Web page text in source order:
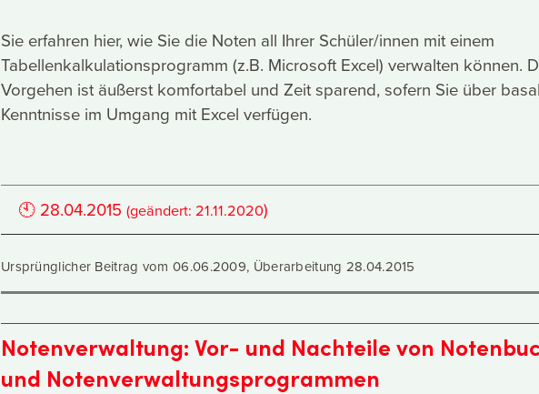
Sie erfahren hier, wie Sie die Noten all Ihrer Schüler/innen mit einem
Tabellenkalkulationsprogramm (z.B. Microsoft Excel) verwalten können.
Vorgehen ist äußerst komfortabel und Zeit sparend, sofern Sie über
Kenntnisse im Umgang mit Excel verfügen.
🕙 28.04.2015 (geändert:21.11.2020)
Ursprünglicher Beitrag vom 06.06.2009, Überarbeitung 28.04.2015
Notenverwaltung: Vor- und Nachteile von
und Notenverwaltungsprogrammen